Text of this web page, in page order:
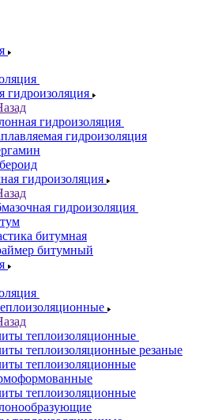
гидроизоляция
гидроизоляция
гидроизоляция
гидроизоляция
гидроизоляция
битумная
битумный
теплоизоляционные
теплоизоляционные резаные
теплоизоляционные
теплоизоляционные